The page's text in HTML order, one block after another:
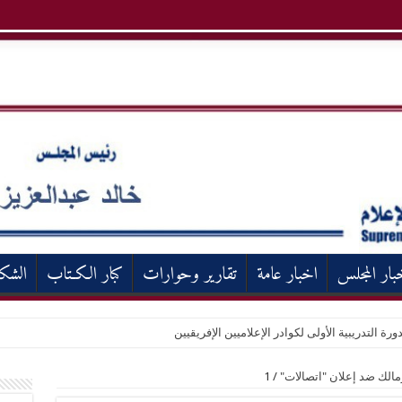
المجلس اخبار عامة تقارير وحوارات كبار الكـتاب
التدريبية الأولى لكوادر الإعلاميين الإفريقيين
ضد إعلان "اتصالات" /
1